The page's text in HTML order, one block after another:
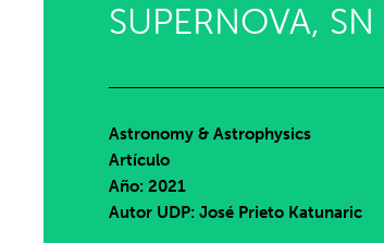
SUPERNOVA,
Astronomy & Astrophysics
Artículo
Año: 2021
Autor UDP:José Prieto Katunaric